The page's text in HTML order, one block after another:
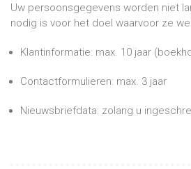
Uw persoonsgegevens worden niet
nodig is voor het doel waarvoor ze
Klantinformatie: max. 10 jaar
Contactformulieren: max. 3 jaar
Nieuwsbriefdata: zolang u